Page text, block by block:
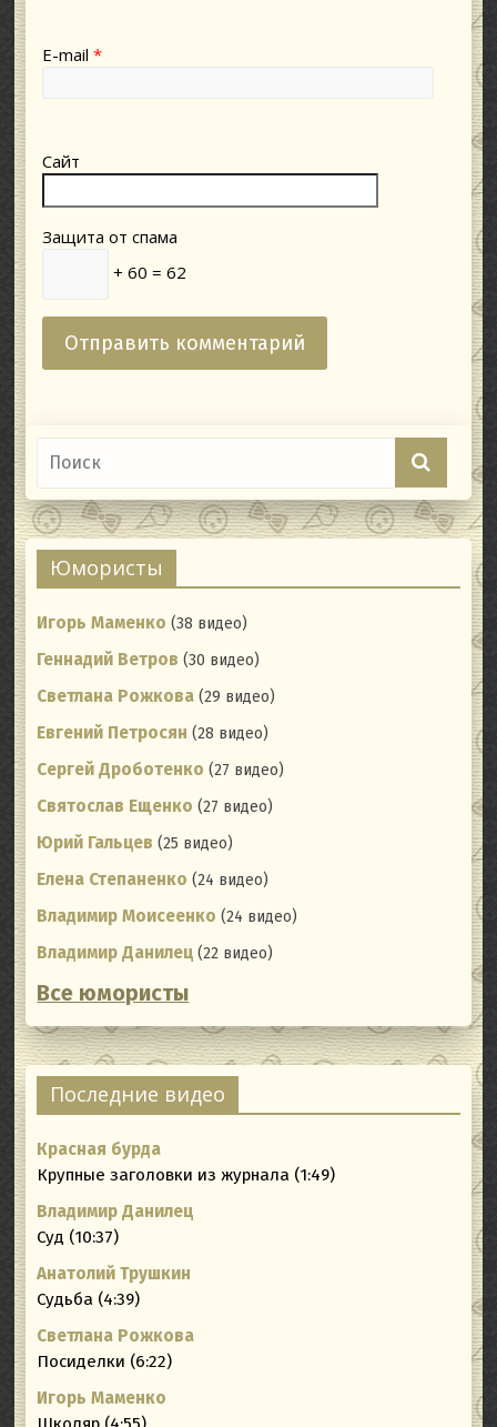
E-mail*
Сайт
Защита от спама
+ 60 = 62
Юмористы
Игорь Маменко (38 видео)
Геннадий Ветров (30 видео)
Светлана Рожкова (29 видео)
Евгений Петросян (28 видео)
Сергей Дроботенко (27 видео)
Святослав Ещенко (27 видео)
Юрий Гальцев (25 видео)
Елена Степаненко (24 видео)
Владимир Моисеенко (24 видео)
Владимир Данилец (22 видео)
Все юмористы
Последние видео
Красная бурда
Крупные заголовки из журнала (1:49)
Владимир Данилец
Суд (10:37)
Анатолий Трушкин
Судьба (4:39)
Светлана Рожкова
Посиделки (6:22)
Игорь Маменко